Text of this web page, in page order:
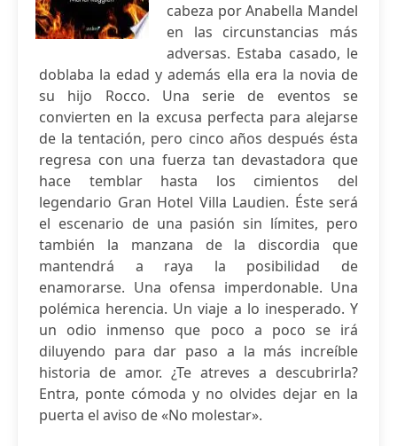
cabeza por Anabella Mandel
en las circunstancias más
adversas. Estaba casado, le
doblaba la edad y además ella era la novia de
su hijo Rocco. Una serie de eventos se
convierten en la excusa perfecta para alejarse
de la tentación, pero cinco años después ésta
regresa con una fuerza tan devastadora que
hace temblar hasta los cimientos del
legendario Gran Hotel Villa Laudien. Éste será
el escenario de una pasión sin límites, pero
también la manzana de la discordia que
mantendrá a raya la posibilidad de
enamorarse. Una ofensa imperdonable. Una
polémica herencia. Un viaje a lo inesperado. Y
un odio inmenso que poco a poco se irá
diluyendo para dar paso a la más increíble
historia de amor. ¿Te atreves a descubrirla?
Entra, ponte cómoda y no olvides dejar en la
puerta el aviso de «No molestar».